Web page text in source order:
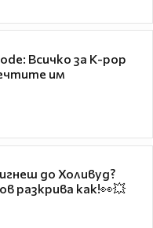
Всичко за K-pop
им
до Холивуд?
разкрива как!👀💥